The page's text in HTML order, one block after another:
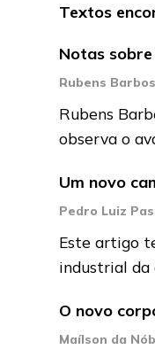
Textos
Notas
Rubens
Rubens
observa o
Um novo
Pedro Luiz
Este artigo
industrial da
O novo
Maílson da